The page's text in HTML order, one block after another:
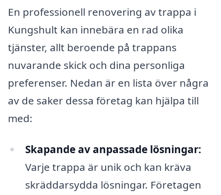
En professionell renovering av trappa i
Kungshult kan innebära en rad olika
tjänster, allt beroende på trappans
nuvarande skick och dina personliga
preferenser. Nedan är en lista över några
av de saker dessa företag kan hjälpa till
med:
Skapande av anpassade lösningar:
Varje trappa är unik och kan kräva
skräddarsydda lösningar. Företagen